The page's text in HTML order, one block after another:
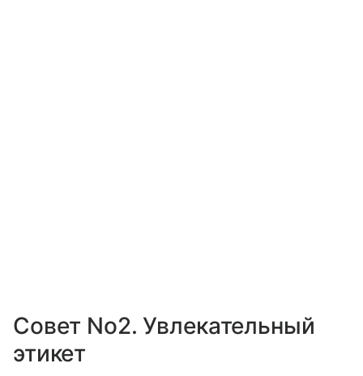
Совет No2. Увлекательный
этикет